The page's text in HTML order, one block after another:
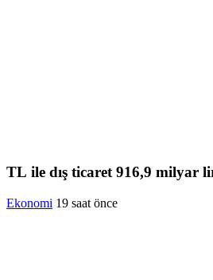
TL ile dış ticaret 916,9 milyar
Ekonomi 19 saat önce